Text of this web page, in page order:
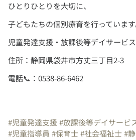
電話📞：0538-86-6462
#児童発達支援 #放課後等デイサービ
#児童指導員 #保育士#社会福祉士#